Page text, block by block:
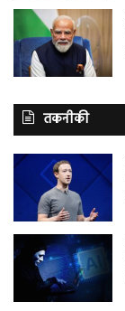
तकनीकी